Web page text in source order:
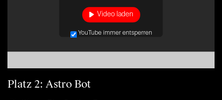
Video laden
YouTube immer entsperren
Platz 2: Astro Bot